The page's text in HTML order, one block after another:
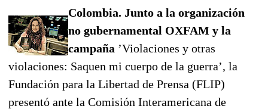
Colombia. Junto a la organización
no gubernamental OXFAM y la
campaña ’Violaciones y otras
violaciones: Saquen mi cuerpo de la guerra’, la
Fundación para la Libertad de Prensa (FLIP)
presentó ante la Comisión Interamericana de